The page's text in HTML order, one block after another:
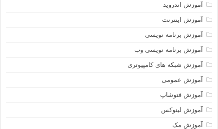
آموزش اندروید
آموزش اینترنت
آموزش برنامه نویسی
آموزش برنامه نویسی وب
آموزش شبکه های کامپیوتری
آموزش عمومی
آموزش فتوشاپ
آموزش لینوکس
آموزش مک